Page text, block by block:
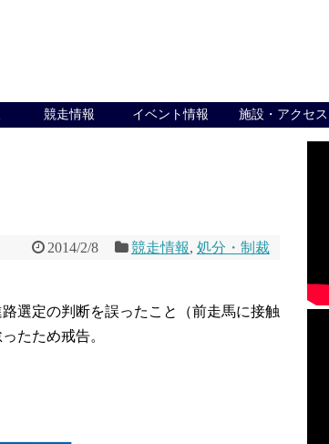
競走情報 イベント情報 施設・アクセス
2014/2/8 競走情報, 処分・制裁
選定の判断を誤ったこと（前走馬に接触
たため戒告。